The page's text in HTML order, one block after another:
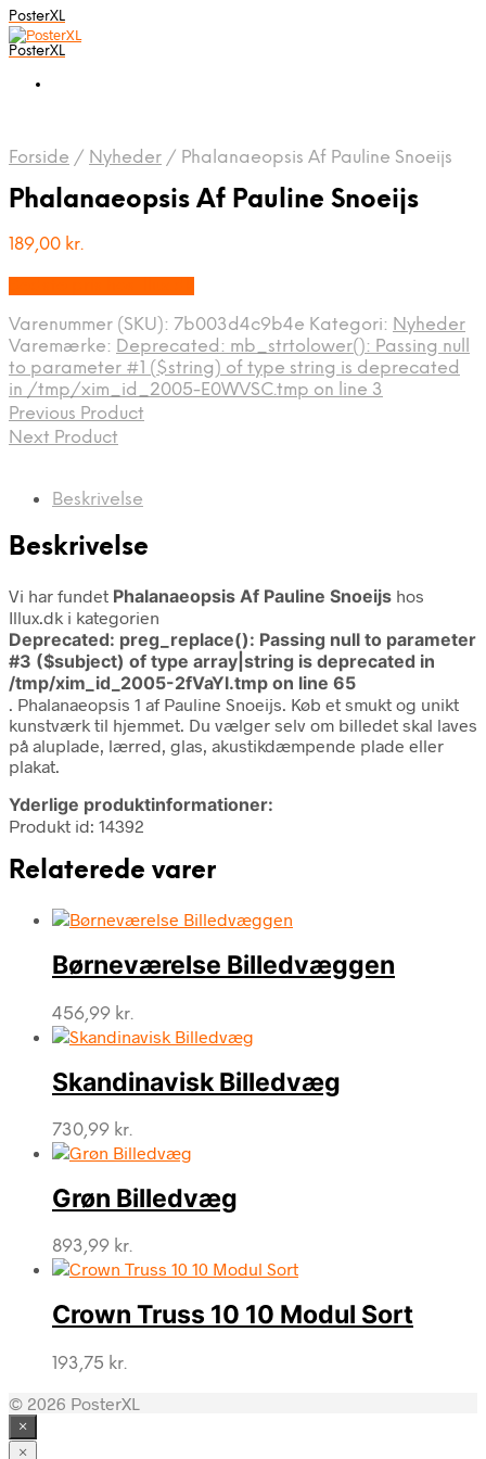
PosterXL
PosterXL
Forside / Nyheder / Phalanaeopsis Af Pauline Snoeijs
Phalanaeopsis Af Pauline Snoeijs
189,00 kr.
Varenummer (SKU): 7b003d4c9b4e Kategori: Nyheder
Varemærke: Deprecated: mb_strtolower(): Passing null
to parameter #1 ($string) of type string is deprecated
in /tmp/xim_id_2005-E0WVSC.tmp on line 3
Previous Product
Next Product
Beskrivelse
Beskrivelse
Vi har fundet Phalanaeopsis Af Pauline Snoeijs hos
Illux.dk i kategorien
Deprecated: preg_replace(): Passing null to parameter
#3 ($subject) of type array|string is deprecated in
/tmp/xim_id_2005-2fVaYl.tmp on line 65
. Phalanaeopsis 1 af Pauline Snoeijs. Køb et smukt og unikt
kunstværk til hjemmet. Du vælger selv om billedet skal laves
på aluplade, lærred, glas, akustikdæmpende plade eller
plakat.
Yderlige produktinformationer:
Produkt id: 14392
Relaterede varer
Børneværelse Billedvæggen
456,99 kr.
Skandinavisk Billedvæg
730,99 kr.
Grøn Billedvæg
893,99 kr.
Crown Truss 10 10 Modul Sort
193,75 kr.
© 2026 PosterXL
×
×